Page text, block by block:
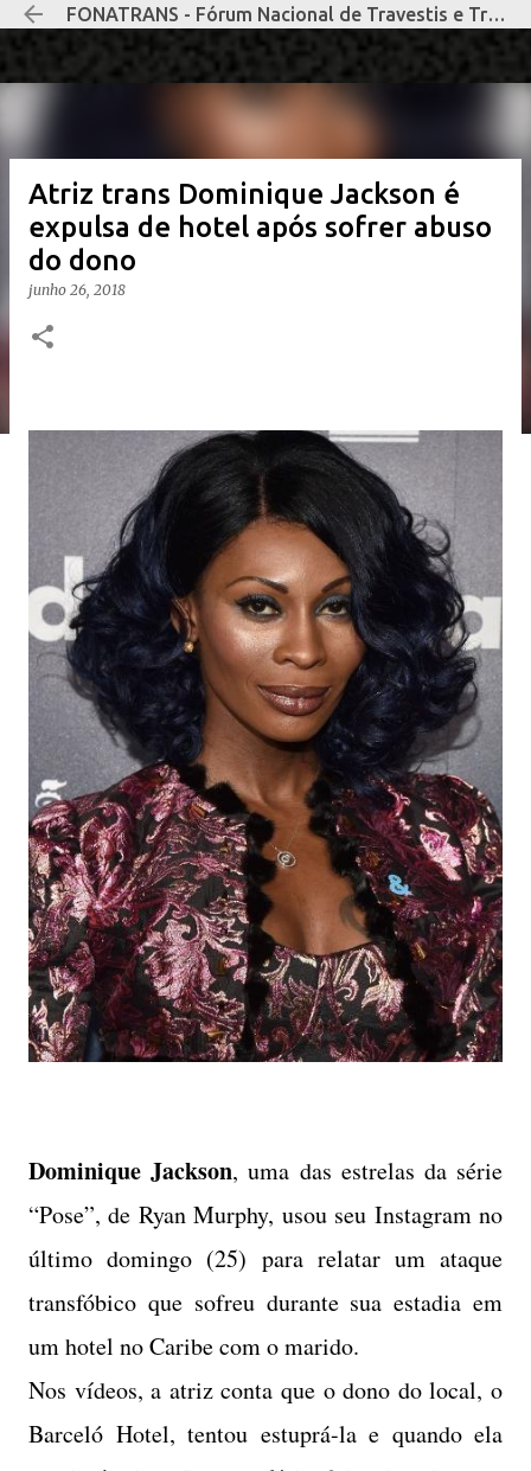
Pular para o conteúdo principal
FONATRANS - Fórum Nacional de Travestis e Transexuais Negras e Negros
Atriz trans Dominique Jackson é
expulsa de hotel após sofrer abuso
do dono
junho 26, 2018
Dominique Jackson, uma das estrelas da série
“Pose”, de Ryan Murphy, usou seu Instagram no
último domingo (25) para relatar um ataque
transfóbico que sofreu durante sua estadia em
um hotel no Caribe com o marido.
Nos vídeos, a atriz conta que o dono do local, o
Barceló Hotel, tentou estuprá-la e quando ela